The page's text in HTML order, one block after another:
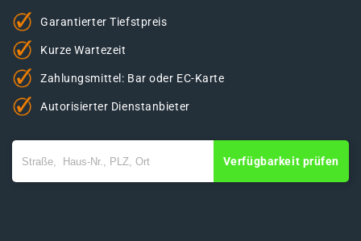
Garantierter Tiefstpreis
Kurze Wartezeit
Zahlungsmittel: Bar oder EC-Karte
Autorisierter Dienstanbieter
Verfügbarkeit prüfen